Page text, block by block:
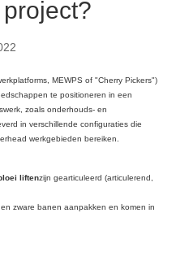
MEWPS of "Cherry Pickers")
te positioneren in een
zoals onderhouds- en
in verschillende configuraties die
werkgebieden bereiken.
liftenzijn gearticuleerd (articulerend,
zware banen aanpakken en komen in